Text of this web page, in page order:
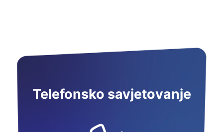
Telefonsko savjetovanje